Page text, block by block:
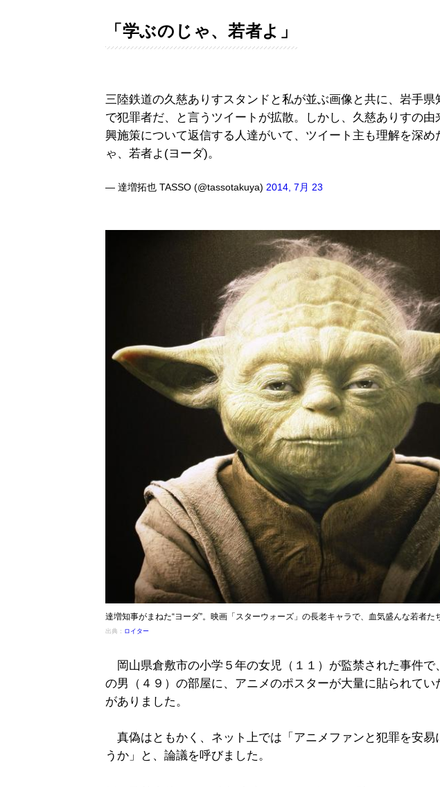
「学ぶのじゃ、若者よ」
三陸鉄道の久慈ありすスタンドと私が並ぶ画像と共に、岩手県
で犯罪者だ、と言うツイートが拡散。しかし、久慈ありすの由
興施策について返信する人達がいて、ツイート主も理解を深め
ゃ、若者よ(ヨーダ)。
— 達増拓也 TASSO (@tassotakuya) 2014, 7月 23
達増知事がまねた“ヨーダ”。映画「スターウォーズ」の長老キャラで、血気盛んな若者た
出典： ロイター
岡山県倉敷市の小学５年の女児（１１）が監禁された事件で
の男（４９）の部屋に、アニメのポスターが大量に貼られてい
がありました。
真偽はともかく、ネット上では「アニメファンと犯罪を安易
うか」と、論議を呼びました。